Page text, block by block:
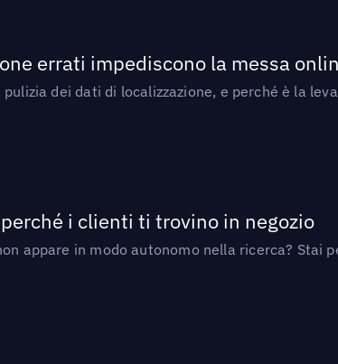
errati impediscono la messa
dei dati di localizzazione, e perché è la
i clienti ti trovino in negozio
appare in modo autonomo nella ricerca? Stai